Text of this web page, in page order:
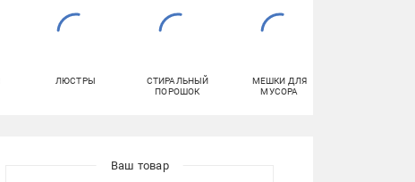
ЛЮСТРЫ
СТИРАЛЬНЫЙ
ПОРОШОК
МЕШКИ ДЛЯ
МУСОРА